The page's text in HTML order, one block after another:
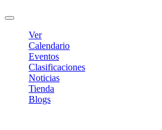
Ver
Calendario
Eventos
Clasificaciones
Noticias
Tienda
Blogs